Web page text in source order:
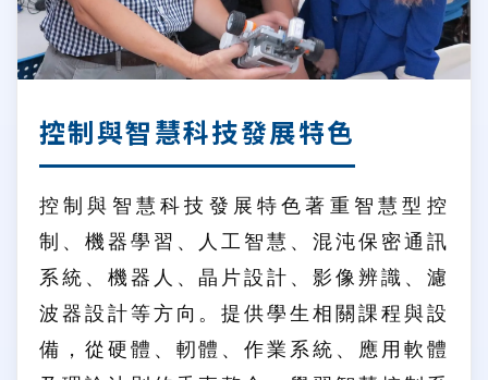
控制與智慧科技發展特色
控制與智慧科技發展特色著重智慧型控
制、機器學習、人工智慧、混沌保密通訊
系統、機器人、晶片設計、影像辨識、濾
波器設計等方向。提供學生相關課程與設
備，從硬體、軔體、作業系統、應用軟體